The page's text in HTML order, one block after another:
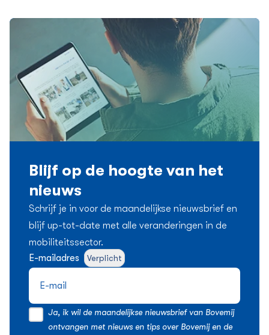
Blijf op de hoogte van het
nieuws
Schrijf je in voor de maandelijkse nieuwsbrief en
blijf up-tot-date met alle veranderingen in de
mobiliteitssector.
E-mailadres
Verplicht
Ja, ik wil de maandelijkse nieuwsbrief van Bovemij
ontvangen met nieuws en tips over Bovemij en de